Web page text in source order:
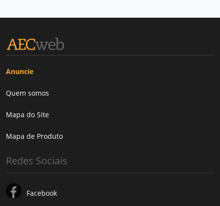
Anuncie
Quem somos
Mapa do Site
Mapa de Produto
Redes Sociais
Facebook